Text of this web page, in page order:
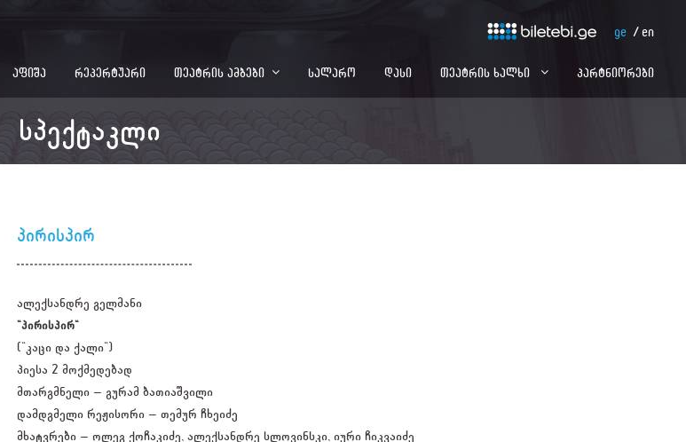
ge en
აფიშა რეპერტუარი თეატრის ამბები სალარო დასი თეატრის ხალხი პარტნიორები
სპექტაკლი
პირისპირ
ალექსანდრე გელმანი
"პირისპირ"
("კაცი და ქალი")
პიესა 2 მოქმედებად
მთარგმნელი – გურამ ბათიაშვილი
დამდგმელი რეჟისორი – თემურ ჩხეიძე
მხატვრები – ოლეგ ქოჩაკიძე, ალექსანდრე სლოვინსკი, იური ჩიკვაიძე